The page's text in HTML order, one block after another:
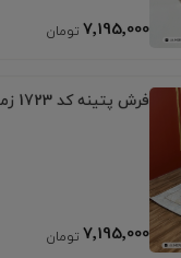
7٬195٬000
فرش پتینه کد 1723 زمینه تمام رنگ
7٬195٬000